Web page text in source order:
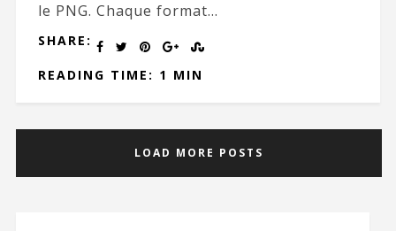
le PNG. Chaque format...
SHARE:
READING TIME: 1 MIN
LOAD MORE POSTS